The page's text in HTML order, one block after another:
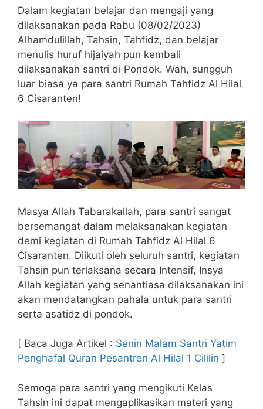
Dalam kegiatan belajar dan mengaji yang
dilaksanakan pada Rabu (08/02/2023)
Alhamdulillah, Tahsin, Tahfidz, dan belajar
menulis huruf hijaiyah pun kembali
dilaksanakan santri di Pondok. Wah, sungguh
luar biasa ya para santri Rumah Tahfidz Al Hilal
6 Cisaranten!
Masya Allah Tabarakallah, para santri sangat
bersemangat dalam melaksanakan kegiatan
demi kegiatan di Rumah Tahfidz Al Hilal 6
Cisaranten. Diikuti oleh seluruh santri, kegiatan
Tahsin pun terlaksana secara Intensif, Insya
Allah kegiatan yang senantiasa dilaksanakan ini
akan mendatangkan pahala untuk para santri
serta asatidz di pondok.
[ Baca Juga Artikel : Senin Malam Santri Yatim
Penghafal Quran Pesantren Al Hilal 1 Cililin ]
Semoga para santri yang mengikuti Kelas
Tahsin ini dapat mengaplikasikan materi yang